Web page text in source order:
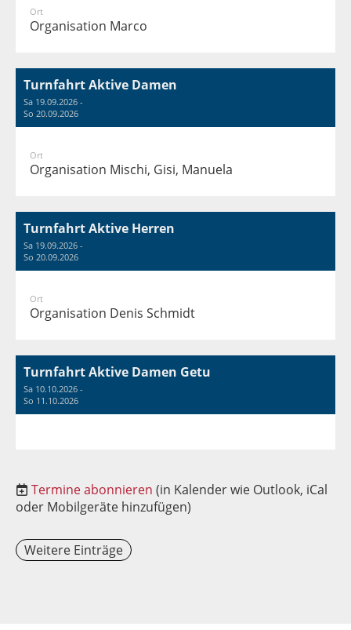
Ort
Organisation Marco
Turnfahrt Aktive Damen
Sa 19.09.2026 -
So 20.09.2026
Ort
Organisation Mischi, Gisi, Manuela
Turnfahrt Aktive Herren
Sa 19.09.2026 -
So 20.09.2026
Ort
Organisation Denis Schmidt
Turnfahrt Aktive Damen Getu
Sa 10.10.2026 -
So 11.10.2026
Termine abonnieren (in Kalender wie Outlook, iCal
oder Mobilgeräte hinzufügen)
Weitere Einträge